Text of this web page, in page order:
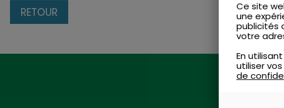
RETOUR
Ce site
une
publicités
votre
En
utiliser
de